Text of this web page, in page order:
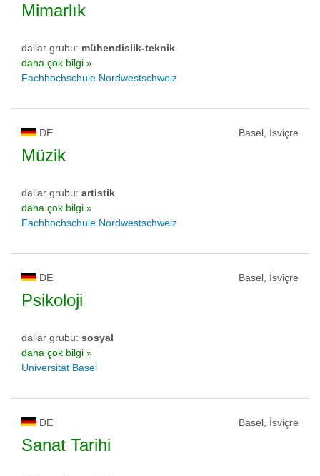
Mimarlık
dallar grubu: mühendislik-teknik
daha çok bilgi »
Fachhochschule Nordwestschweiz
DE Basel, İsviçre
Müzik
dallar grubu: artistik
daha çok bilgi »
Fachhochschule Nordwestschweiz
DE Basel, İsviçre
Psikoloji
dallar grubu: sosyal
daha çok bilgi »
Universität Basel
DE Basel, İsviçre
Sanat Tarihi